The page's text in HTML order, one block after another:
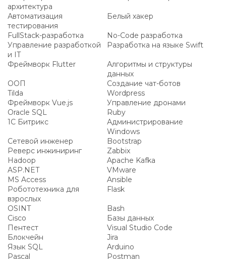
архитектура
Автоматизация
тестирования
Белый хакер
FullStack-разработка
No-Code разработка
Управление разработкой
и IT
Разработка на языке Swift
Фреймворк Flutter
Алгоритмы и структуры
данных
ООП
Создание чат-ботов
Tilda
Wordpress
Фреймворк Vue.js
Управление дронами
Oracle SQL
Ruby
1С Битрикс
Администрирование
Windows
Сетевой инженер
Bootstrap
Реверс инжиниринг
Zabbix
Hadoop
Apache Kafka
ASP.NET
VMware
MS Access
Ansible
Робототехника для
взрослых
Flask
OSINT
Bash
Cisco
Базы данных
Пентест
Visual Studio Code
Блокчейн
Jira
Язык SQL
Arduino
Pascal
Postman